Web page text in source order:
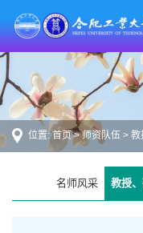
位置:首页>师资队伍 > 教
名师风采 教授